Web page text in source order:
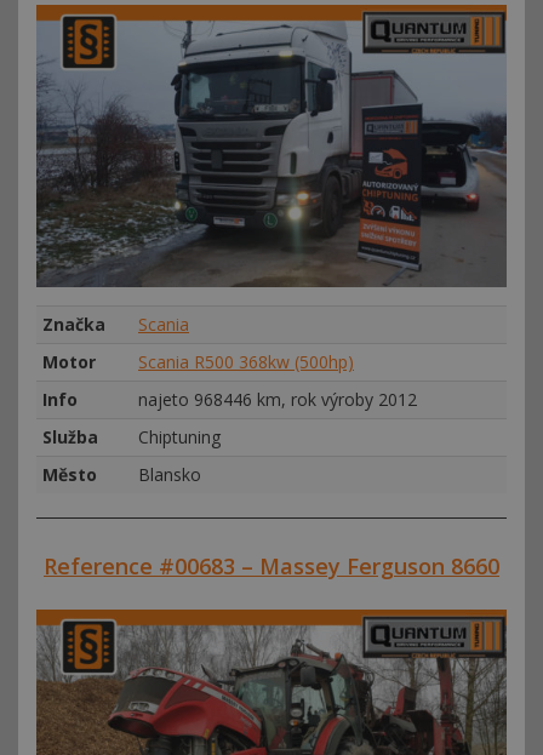
Značka
Scania
Motor
Scania R500 368kw (500hp)
Info
najeto 968446 km, rok výroby 2012
Služba
Chiptuning
Město
Blansko
Reference #00683 – Massey Ferguson 8660